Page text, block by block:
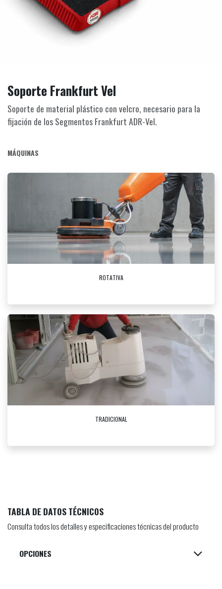
Soporte Frankfurt Vel
Soporte de material plástico con velcro, necesario para la
fijación de los Segmentos Frankfurt ADR-Vel.
MÁQUINAS
ROTATIVA
TRADICIONAL
TABLA DE DATOS TÉCNICOS
Consulta todos los detalles y especificaciones técnicas del producto
OPCIONES